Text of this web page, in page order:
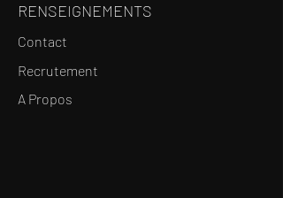
RENSEIGNEMENTS
Contact
Recrutement
A Propos